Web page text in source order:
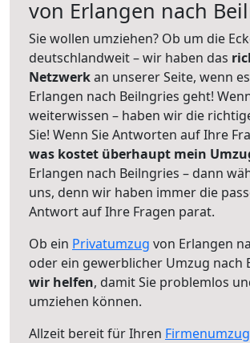
von Erlangen nach
Sie wollen umziehen? Ob um die
deutschlandweit – wir haben das
Netzwerkan unserer Seite, wenn
Erlangen nach Beilngries geht!
weiterwissen – haben wir die
Sie! Wenn Sie Antworten auf Ihre
was kostet überhaupt mein
Erlangen nach Beilngries – dann
uns, denn wir haben immer die
Antwort auf Ihre Fragen parat.
Ob ein Privatumzug von Erlangen
oder ein gewerblicher Umzug nach
wir helfen, damit Sie problemlos
umziehen können.
Allzeit bereit für Ihren Firmenumzug